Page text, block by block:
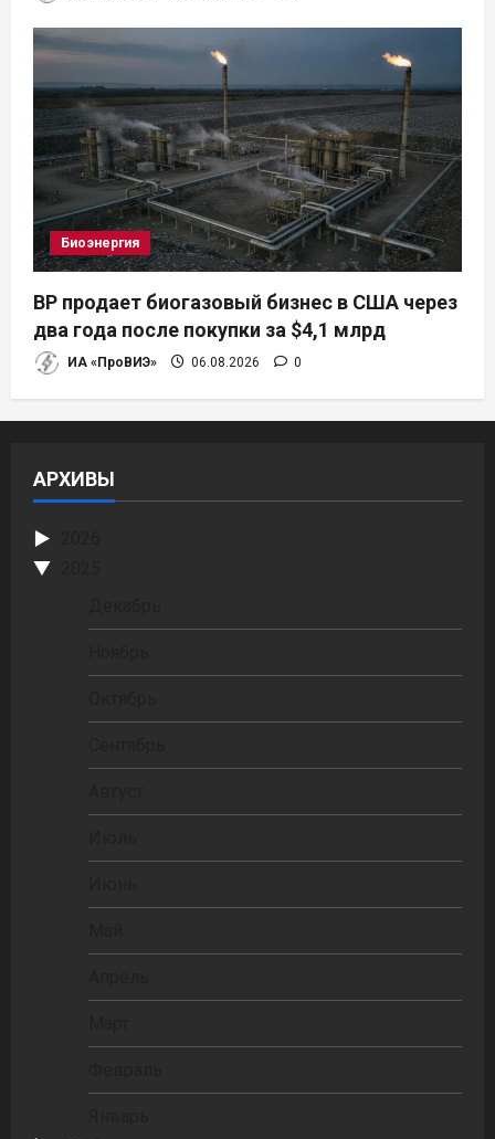
Биоэнергия
BP продает биогазовый бизнес в США через
два года после покупки за $4,1 млрд
ИА «ПроВИЭ» 06.08.2026 0
АРХИВЫ